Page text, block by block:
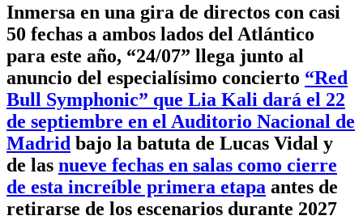
Inmersa en una gira de directos con casi
50 fechas a ambos lados del Atlántico
para este año, “24/07” llega junto al
anuncio del especialísimo concierto “Red
Bull Symphonic” que Lia Kali dará el 22
de septiembre en el Auditorio Nacional de
Madrid bajo la batuta de Lucas Vidal y
de las nueve fechas en salas como cierre
de esta increíble primera etapa antes de
retirarse de los escenarios durante 2027